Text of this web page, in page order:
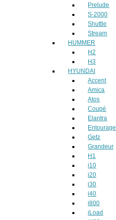
Prelude
S-2000
Shuttle
Stream
HUMMER
H2
H3
HYUNDAI
Accent
Amica
Atos
Coupé
Elantra
Entourage
Getz
Grandeur
H1
i10
i20
i30
i40
i800
iLoad